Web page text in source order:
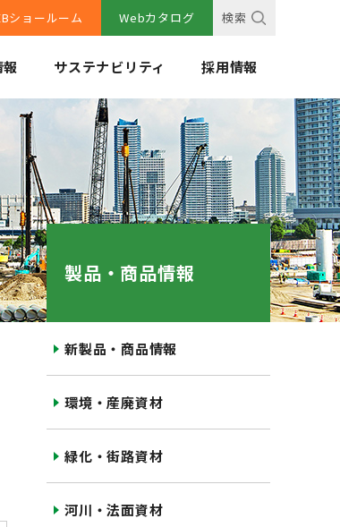
ショールーム Webカタログ 検索
サステナビリティ 採用情報
製品・商品情報
新製品・商品情報
環境・産廃資材
緑化・街路資材
河川・法面資材